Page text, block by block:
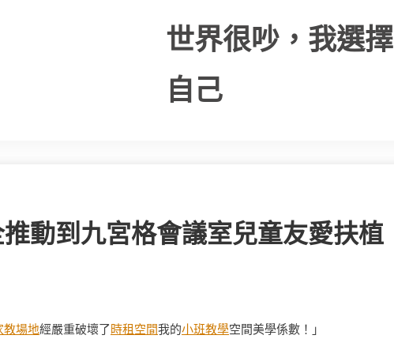
世界很吵，我選
自己
動到九宮格會議室兒童友愛扶植
教場地經嚴重破壞了 時租空間我的小班教學空間美學係數！」